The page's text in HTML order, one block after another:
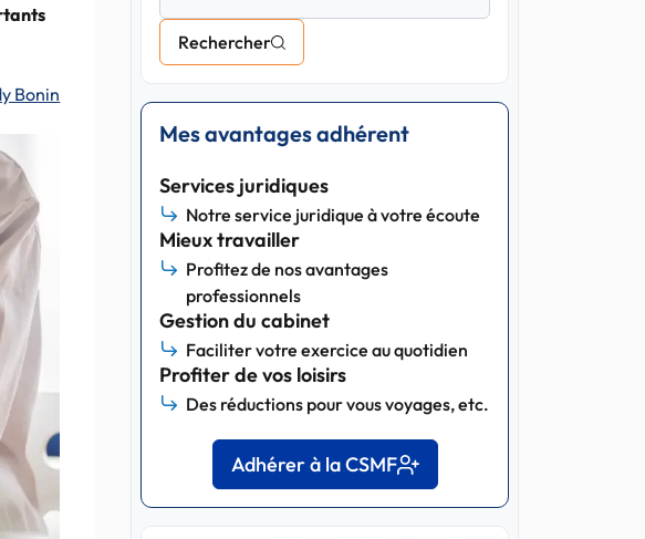
Bonin
Rechercher
Mes avantages adhérent
Services juridiques
Notre service juridique à votre écoute
Mieux travailler
Profitez de nos avantages
professionnels
Gestion du cabinet
Faciliter votre exercice au quotidien
Profiter de vos loisirs
Des réductions pour vous voyages, etc.
Adhérer à la CSMF